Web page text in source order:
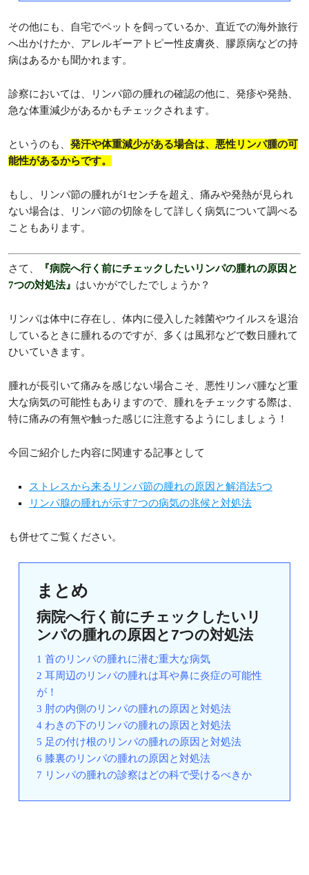
その他にも、自宅でペットを飼っているか、直近での海外旅行
へ出かけたか、アレルギーアトピー性皮膚炎、膠原病などの持
病はあるかも聞かれます。
診察においては、リンパ節の腫れの確認の他に、発疹や発熱、
急な体重減少があるかもチェックされます。
というのも、 発汗や体重減少がある場合は、悪性リンパ腫の可
能性があるからです。
もし、リンパ節の腫れが1センチを超え、痛みや発熱が見られ
ない場合は、リンパ節の切除をして詳しく病気について調べる
こともあります。
さて、
『病院へ行く前にチェックしたいリンパの腫れの原因と
7つの対処法』 はいかがでしたでしょうか？
リンパは体中に存在し、体内に侵入した雑菌やウイルスを退治
しているときに腫れるのですが、多くは風邪などで数日腫れて
ひいていきます。
腫れが長引いて痛みを感じない場合こそ、悪性リンパ腫など重
大な病気の可能性もありますので、腫れをチェックする際は、
特に痛みの有無や触った感じに注意するようにしましょう！
今回ご紹介した内容に関連する記事として
ストレスから来るリンパ節の腫れの原因と解消法5つ
リンパ腺の腫れが示す7つの病気の兆候と対処法
も併せてご覧ください。
まとめ
病院へ行く前にチェックしたいリ
ンパの腫れの原因と7つの対処法
1 首のリンパの腫れに潜む重大な病気
2 耳周辺のリンパの腫れは耳や鼻に炎症の可能性
が！
3 肘の内側のリンパの腫れの原因と対処法
4 わきの下のリンパの腫れの原因と対処法
5 足の付け根のリンパの腫れの原因と対処法
6 膝裏のリンパの腫れの原因と対処法
7 リンパの腫れの診察はどの科で受けるべきか